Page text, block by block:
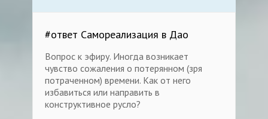
#ответ Самореализация в Дао
Вопрос к эфиру. Иногда возникает
чувство сожаления о потерянном (зря
потраченном) времени. Как от него
избавиться или направить в
конструктивное русло?